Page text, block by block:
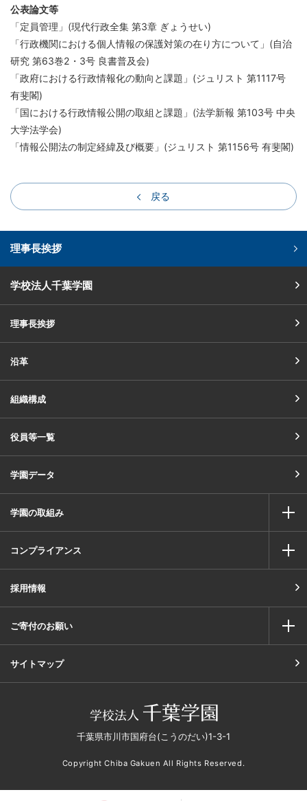
公表論文等
「定員管理」(現代行政全集 第3章 ぎょうせい)
「行政機関における個人情報の保護対策の在り方について」(自治
研究 第63巻2・3号 良書普及会)
「政府における行政情報化の動向と課題」(ジュリスト 第1117号
有斐閣)
「国における行政情報公開の取組と課題」(法学新報 第103号 中央
大学法学会)
「情報公開法の制定経緯及び概要」(ジュリスト 第1156号 有斐閣)
戻る
理事長挨拶
学校法人千葉学園
理事長挨拶
沿革
組織構成
役員等一覧
学園データ
学園の取組み
コンプライアンス
採用情報
ご寄付のお願い
サイトマップ
千葉県市川市国府台(こうのだい)1-3-1
Copyright Chiba Gakuen All Rights Reserved.